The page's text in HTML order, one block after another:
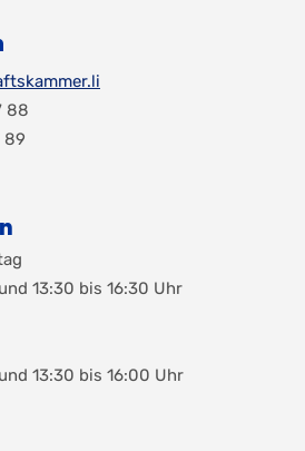
88
89
13:30 bis 16:30 Uhr
13:30 bis 16:00 Uhr